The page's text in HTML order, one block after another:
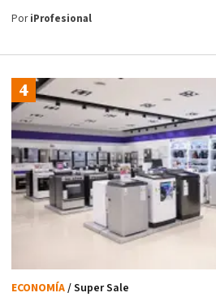
PoriProfesional
ECONOMÍA/ Super Sale